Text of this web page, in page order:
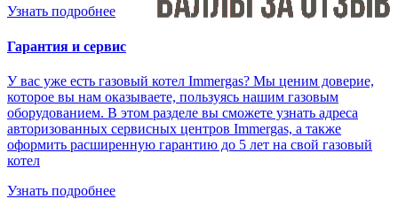
Узнать подробнее
Гарантия и сервис
У вас уже есть газовый котел Immergas? Мы ценим доверие,
которое вы нам оказываете, пользуясь нашим газовым
оборудованием. В этом разделе вы сможете узнать адреса
авторизованных сервисных центров Immergas, а также
оформить расширенную гарантию до 5 лет на свой газовый
котел
Узнать подробнее